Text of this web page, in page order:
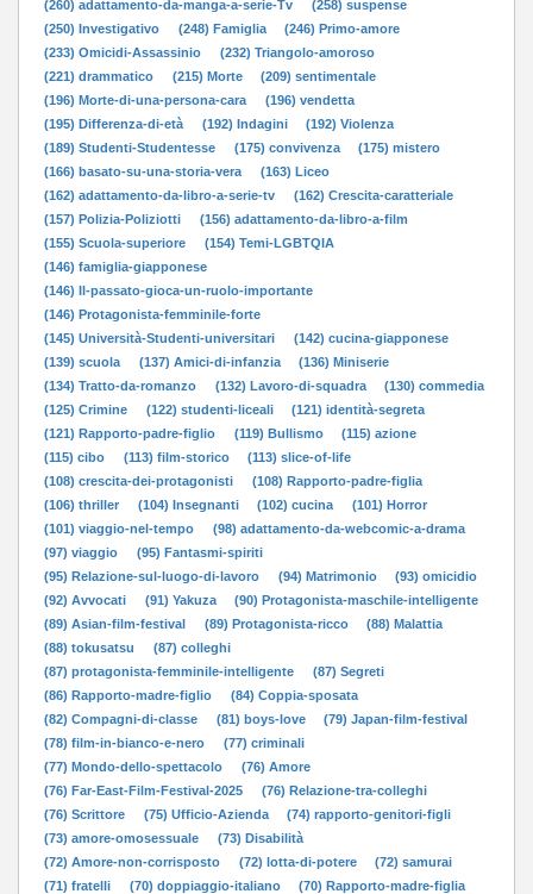
(260) adattamento-da-manga-a-serie-Tv
(258) suspense
(250) Investigativo
(248) Famiglia
(246) Primo-amore
(233) Omicidi-Assassinio
(232) Triangolo-amoroso
(221) drammatico
(215) Morte
(209) sentimentale
(196) Morte-di-una-persona-cara
(196) vendetta
(195) Differenza-di-età
(192) Indagini
(192) Violenza
(189) Studenti-Studentesse
(175) convivenza
(175) mistero
(166) basato-su-una-storia-vera
(163) Liceo
(162) adattamento-da-libro-a-serie-tv
(162) Crescita-caratteriale
(157) Polizia-Poliziotti
(156) adattamento-da-libro-a-film
(155) Scuola-superiore
(154) Temi-LGBTQIA
(146) famiglia-giapponese
(146) Il-passato-gioca-un-ruolo-importante
(146) Protagonista-femminile-forte
(145) Università-Studenti-universitari
(142) cucina-giapponese
(139) scuola
(137) Amici-di-infanzia
(136) Miniserie
(134) Tratto-da-romanzo
(132) Lavoro-di-squadra
(130) commedia
(125) Crimine
(122) studenti-liceali
(121) identità-segreta
(121) Rapporto-padre-figlio
(119) Bullismo
(115) azione
(115) cibo
(113) film-storico
(113) slice-of-life
(108) crescita-dei-protagonisti
(108) Rapporto-padre-figlia
(106) thriller
(104) Insegnanti (102) cucina
(101) Horror
(101) viaggio-nel-tempo
(98) adattamento-da-webcomic-a-drama
(97) viaggio
(95) Fantasmi-spiriti
(95) Relazione-sul-luogo-di-lavoro
(94) Matrimonio
(93) omicidio
(92) Avvocati
(91) Yakuza
(90) Protagonista-maschile-intelligente
(89) Asian-film-festival
(89) Protagonista-ricco
(88) Malattia
(88) tokusatsu
(87) colleghi
(87) protagonista-femminile-intelligente
(87) Segreti
(86) Rapporto-madre-figlio
(84) Coppia-sposata
(82) Compagni-di-classe
(81) boys-love
(79) Japan-film-festival
(78) film-in-bianco-e-nero
(77) criminali
(77) Mondo-dello-spettacolo
(76) Amore
(76) Far-East-Film-Festival-2025
(76) Relazione-tra-colleghi
(76) Scrittore
(75) Ufficio-Azienda
(74) rapporto-genitori-figli
(73) amore-omosessuale
(73) Disabilità
(72) Amore-non-corrisposto
(72) lotta-di-potere
(72) samurai
(71) fratelli
(70) doppiaggio-italiano
(70) Rapporto-madre-figlia